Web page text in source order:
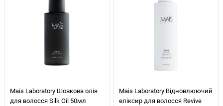
Mais Laboratory Шовкова олія
для волосся Silk Oil 50мл
Mais Laboratory Відновлюючий
еліксир для волосся Revive